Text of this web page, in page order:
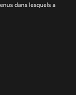
dans lesquels a